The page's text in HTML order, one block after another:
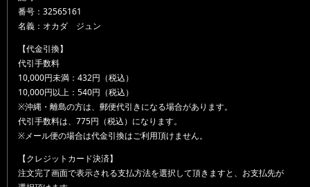
番号：32565161
名義：オカダ ジュン
【代金引換】
代引手数料
10,000円未満：432円（税込）
10,000円以上：540円（税込）
※沖縄・離島の方は、郵便代引きになる場合があります。
代引手数料は、775円（税込）になります。
※メール便の場合は代金引換はご利用頂けません。
【クレジットカード決済】
注文完了画面で表示される支払方法を選択して頂きますと、お支払先が